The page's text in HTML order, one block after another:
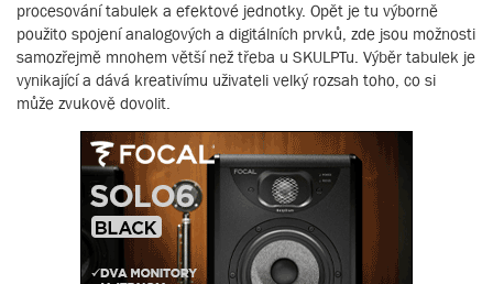
procesování tabulek a efektové jednotky. Opět je tu výborně
použito spojení analogových a digitálních prvků, zde jsou možnosti
samozřejmě mnohem větší než třeba u SKULPTu. Výběr tabulek je
vynikající a dává kreativímu uživateli velký rozsah toho, co si
může zvukově dovolit.